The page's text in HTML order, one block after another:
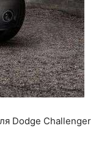
Dodge Challenger